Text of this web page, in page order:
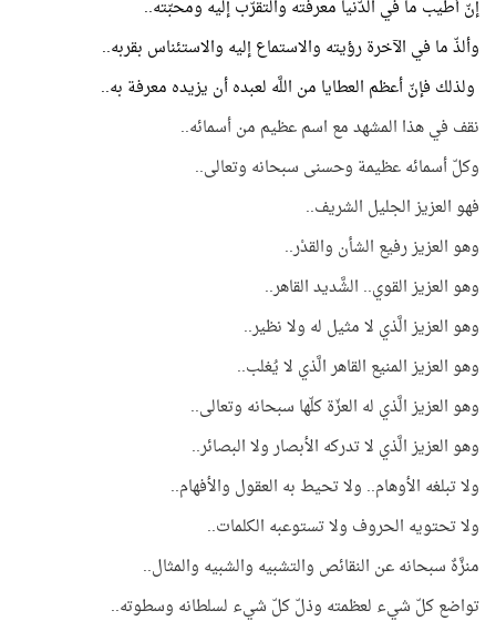
إنّأطيب ما في الدّنيا معرفته والتقرّب إليه ومحبّته..
وألذّ ما في الآخرة رؤيته والاستماع إليه والاستئناس بقربه..
ولذلك فإنّ أعظم العطايا من اللَّه لعبده أن يزيده معرفة به..
نقف في هذا المشهد مع اسم عظيم من أسمائه..
وكلّ أسمائه عظيمة وحسنى سبحانه وتعالى..
فهو العزيز الجليل الشريف..
وهو العزيز رفيع الشأن والقدْر..
وهو العزيز القوي.. الشَّديد القاهر..
وهو العزيز الَّذي لا مثيل له ولا نظير..
وهو العزيز المنيع القاهر الَّذي لا يُغلب..
وهو العزيز الَّذي له العزّة كلّها سبحانه وتعالى..
وهو العزيز الَّذي لا تدركه الأبصار ولا البصائر..
ولا تبلغه الأوهام.. ولا تحيط به العقول والأفهام..
ولا تحتويه الحروف ولا تستوعبه الكلمات..
منزَّهٌ سبحانه عن النقائص والتشبيه والشبيه والمثال..
تواضع كلّ شيء لعظمته وذلّ كلّ شيء لسلطانه وسطوته..